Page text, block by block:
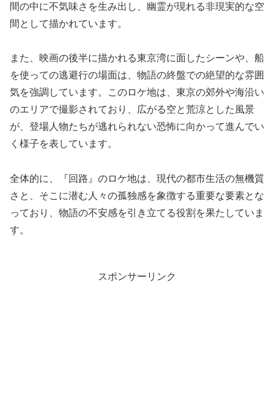
間の中に不気味さを生み出し、幽霊が現れる非現実的な空
間として描かれています。
また、映画の後半に描かれる東京湾に面したシーンや、船
を使っての逃避行の場面は、物語の終盤での絶望的な雰囲
気を強調しています。このロケ地は、東京の郊外や海沿い
のエリアで撮影されており、広がる空と荒涼とした風景
が、登場人物たちが逃れられない恐怖に向かって進んでい
く様子を表しています。
全体的に、『回路』のロケ地は、現代の都市生活の無機質
さと、そこに潜む人々の孤独感を象徴する重要な要素とな
っており、物語の不安感を引き立てる役割を果たしていま
す。
スポンサーリンク